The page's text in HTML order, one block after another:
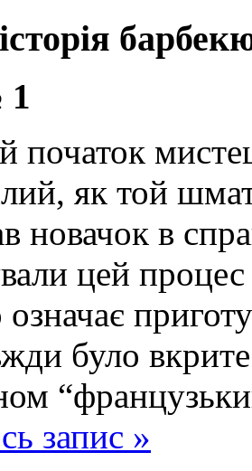
1
початок
як той
новачок в
цей
було
запис »